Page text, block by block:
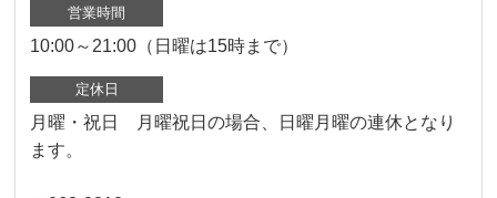
営業時間
10:00～21:00（日曜は15時まで）
定休日
月曜・祝日 月曜祝日の場合、日曜月曜の連休となり
ます。